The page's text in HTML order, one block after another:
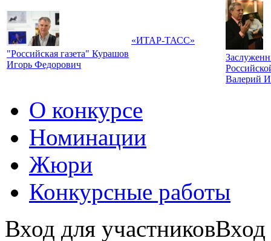
"Российская газета" Курашов
Игорь Федорович
«ИТАР-ТАСС»
Валерий
О конкурсе
Номинации
Жюри
Конкурсные работы
Вход для участников